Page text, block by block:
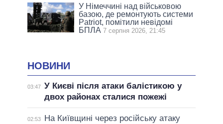
У Німеччині над військовою
базою, де ремонтують системи
Patriot, помітили невідомі
БПЛА 7 серпня 2026, 21:45
НОВИНИ
03:47 У Києві після атаки балістикою у
двох районах сталися пожежі
02:53
На Київщині через російську атаку